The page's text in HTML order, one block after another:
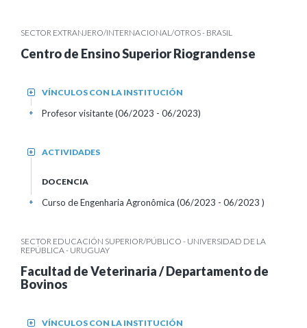
SECTOR EXTRANJERO/INTERNACIONAL/OTROS - BRASIL
Centro de Ensino Superior Riograndense
VÍNCULOS CON LA INSTITUCIÓN
+
Profesor visitante (06/2023 - 06/2023)
+
ACTIVIDADES
+
DOCENCIA
Curso de Engenharia Agronômica (06/2023 - 06/2023 )
+
SECTOR EDUCACIÓN SUPERIOR/PÚBLICO - UNIVERSIDAD DE LA
REPÚBLICA - URUGUAY
Facultad de Veterinaria / Departamento de
Bovinos
VÍNCULOS CON LA INSTITUCIÓN
+